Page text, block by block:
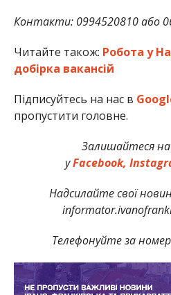
Контакти: 0994520810 або
Читайте також: Робота у
добірка вакансій
Підписуйтесь на нас в
пропустити головне.
Залишайтеся на
уFacebook,
Надсилайте свої
Телефонуйте за